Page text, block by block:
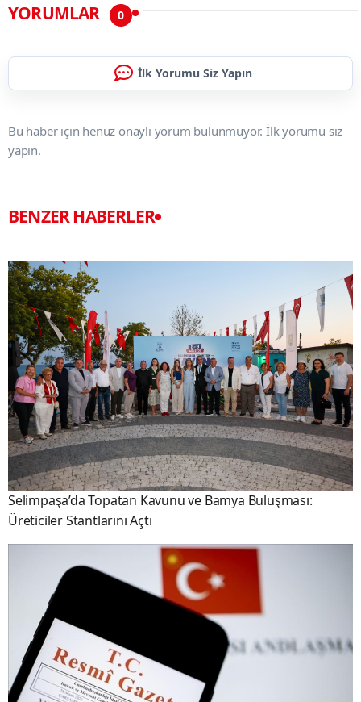
YORUMLAR 0
İlk Yorumu Siz Yapın
Bu haber için henüz onaylı yorum bulunmuyor. İlk yorumu siz
yapın.
BENZER HABERLER
Selimpaşa’da Topatan Kavunu ve Bamya Buluşması:
Üreticiler Stantlarını Açtı